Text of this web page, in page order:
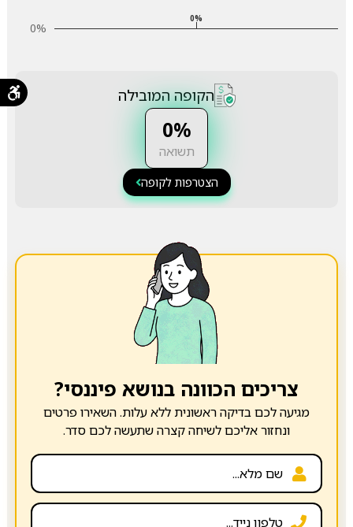
0%
0%
הקופה המובילה
0%
תשואה
הצטרפות לקופה
צריכים הכוונה בנושא פיננסי?
מגיעה לכם בדיקה ראשונית ללא עלות. השאירו פרטים
ונחזור אליכם לשיחה קצרה שתעשה לכם סדר.